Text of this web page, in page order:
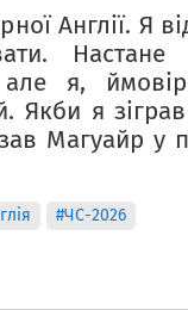
Англії. Я
але я,
Якби я
Магуайр у
#ЧС-2026